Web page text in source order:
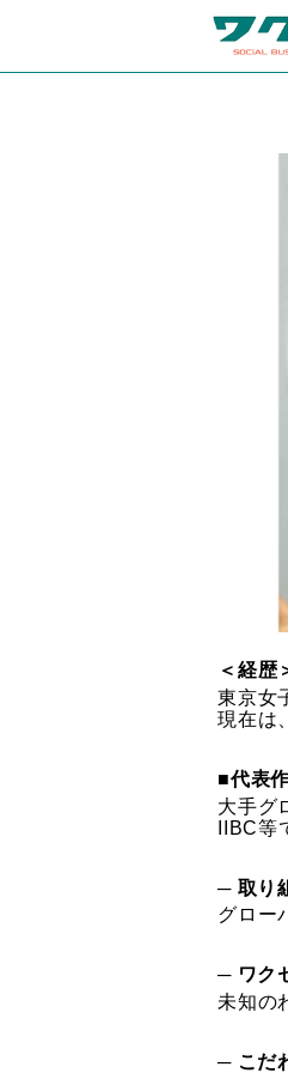
＜経歴
東京女
現在は
■代表
大手グ
IIBC等
─ 取り
グロー
─ ワク
未知の
─ こだ